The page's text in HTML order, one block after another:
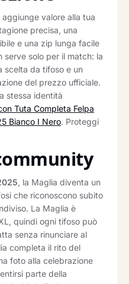
aggiunge valore alla tua
precisa, una
e una zip lunga facile
serve solo per il match: la
scelta da tifoso e un
del prezzo ufficiale.
stessa identità
Tuta Completa Felpa
Bianco I Nero. Proteggi
, la Maglia diventa un
che riconoscono subito
La Maglia è
quindi ogni tifoso può
senza rinunciare al
completa il rito del
foto alla celebrazione
parte della